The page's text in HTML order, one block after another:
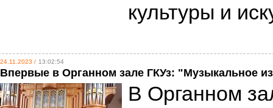
культуры и
24.11.2023 / 13:02:54
Впервые в Органном зале ГКУз: "Музыкальное
В Органном